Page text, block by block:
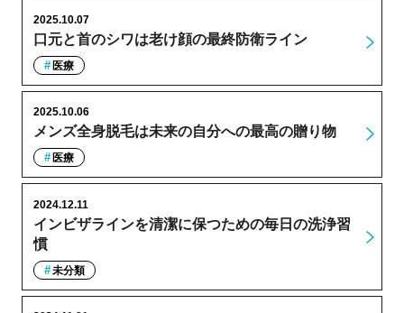
口元と首のシワは老け顔の最終防衛ライン
2025.10.07
医療
メンズ全身脱毛は未来の自分への最高の贈り物
2025.10.06
医療
インビザラインを清潔に保つための毎日の洗浄習
慣
2024.12.11
未分類